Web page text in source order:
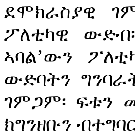
ደሞክራስያዊ
ፖለቲካዊ
ኣባል’ውን
ውድባትን
ገምጋም፡ ፍቱን
ክግንዘቡን